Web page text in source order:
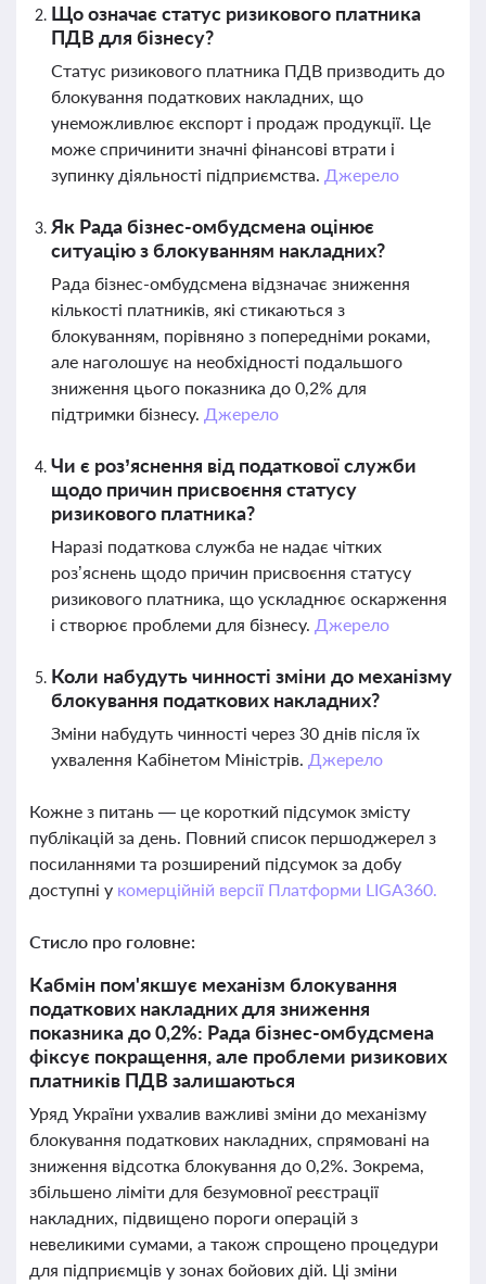
Що означає статус ризикового платника
ПДВ для бізнесу?
Статус ризикового платника ПДВ призводить до
блокування податкових накладних, що
унеможливлює експорт і продаж продукції. Це
може спричинити значні фінансові втрати і
зупинку діяльності підприємства. Джерело
Як Рада бізнес-омбудсмена оцінює
ситуацію з блокуванням накладних?
Рада бізнес-омбудсмена відзначає зниження
кількості платників, які стикаються з
блокуванням, порівняно з попередніми роками,
але наголошує на необхідності подальшого
зниження цього показника до 0,2% для
підтримки бізнесу. Джерело
Чи є роз’яснення від податкової служби
щодо причин присвоєння статусу
ризикового платника?
Наразі податкова служба не надає чітких
роз’яснень щодо причин присвоєння статусу
ризикового платника, що ускладнює оскарження
і створює проблеми для бізнесу. Джерело
Коли набудуть чинності зміни до механізму
блокування податкових накладних?
Зміни набудуть чинності через 30 днів після їх
ухвалення Кабінетом Міністрів. Джерело
Кожне з питань — це короткий підсумок змісту
публікацій за день. Повний список першоджерел з
посиланнями та розширений підсумок за добу
доступні у комерційній версії Платформи LIGA360.
Стисло про головне:
Кабмін пом'якшує механізм блокування
податкових накладних для зниження
показника до 0,2%: Рада бізнес-омбудсмена
фіксує покращення, але проблеми ризикових
платників ПДВ залишаються
Уряд України ухвалив важливі зміни до механізму
блокування податкових накладних, спрямовані на
зниження відсотка блокування до 0,2%. Зокрема,
збільшено ліміти для безумовної реєстрації
накладних, підвищено пороги операцій з
невеликими сумами, а також спрощено процедури
для підприємців у зонах бойових дій. Ці зміни